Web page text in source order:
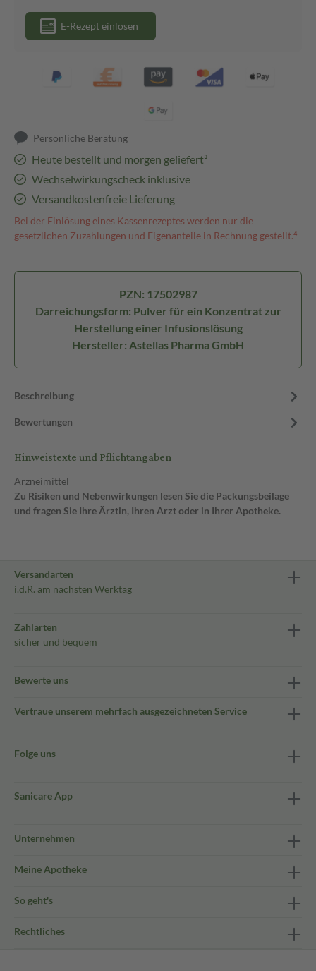
E-Rezept einlösen
Persönliche Beratung
Heute bestellt und morgen geliefert³
Wechselwirkungscheck inklusive
Versandkostenfreie Lieferung
Bei der Einlösung eines Kassenrezeptes werden nur die
gesetzlichen Zuzahlungen und Eigenanteile in Rechnung gestellt.⁴
PZN: 17502987
Darreichungsform: Pulver für ein Konzentrat zur
Herstellung einer Infusionslösung
Hersteller: Astellas Pharma GmbH
Beschreibung
Bewertungen
Hinweistexte und Pflichtangaben
Arzneimittel
Zu Risiken und Nebenwirkungen lesen Sie die Packungsbeilage
und fragen Sie Ihre Ärztin, Ihren Arzt oder in Ihrer Apotheke.
Versandarten
i.d.R. am nächsten Werktag
Zahlarten
sicher und bequem
Bewerte uns
Vertraue unserem mehrfach ausgezeichneten Service
Folge uns
Sanicare App
Unternehmen
Meine Apotheke
So geht's
Rechtliches